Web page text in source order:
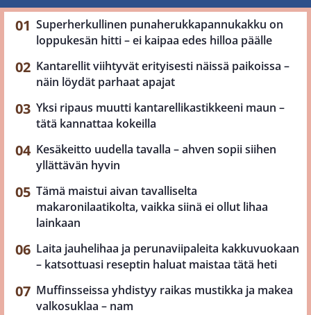
Superherkullinen punaherukkapannukakku on
loppukesän hitti – ei kaipaa edes hilloa päälle
Kantarellit viihtyvät erityisesti näissä paikoissa –
näin löydät parhaat apajat
Yksi ripaus muutti kantarellikastikkeeni maun –
tätä kannattaa kokeilla
Kesäkeitto uudella tavalla – ahven sopii siihen
yllättävän hyvin
Tämä maistui aivan tavalliselta
makaronilaatikolta, vaikka siinä ei ollut lihaa
lainkaan
Laita jauhelihaa ja perunaviipaleita kakkuvuokaan
– katsottuasi reseptin haluat maistaa tätä heti
Muffinsseissa yhdistyy raikas mustikka ja makea
valkosuklaa – nam